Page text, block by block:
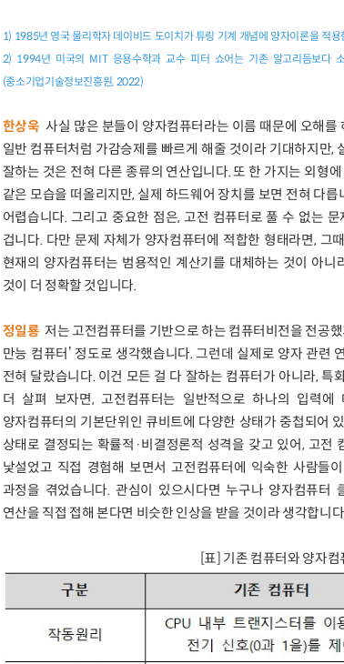
1) 1985년 영국 물리학자 데이비드 도이치가 튜링 기계 개념에 양자이론을 적
2) 1994년 미국의 MIT 응용수학과 교수 피터 쇼어는 기존 알고리듬보다
(중소기업기술정보진흥원, 2022)
한상욱 사실 많은 분들이 양자컴퓨터라는 이름 때문에 오해를
일반 컴퓨터처럼 가감승제를 빠르게 해줄 것이라 기대하지만
잘하는 것은 전혀 다른 종류의 연산입니다. 또 한 가지는 외형
같은 모습을 떠올리지만, 실제 하드웨어 장치를 보면 전혀 다
어렵습니다. 그리고 중요한 점은, 고전 컴퓨터로 풀 수 없는
겁니다. 다만 문제 자체가 양자컴퓨터에 적합한 형태라면, 그
현재의 양자컴퓨터는 범용적인 계산기를 대체하는 것이 아
것이 더 정확할 것입니다.
정일룡 저는 고전컴퓨터를 기반으로 하는 컴퓨터비전을 전공
만능 컴퓨터’ 정도로 생각했습니다. 그런데 실제로 양자 관련
전혀 달랐습니다. 이건 모든 걸 다 잘하는 컴퓨터가 아니라,
더 살펴 보자면, 고전컴퓨터는 일반적으로 하나의 입력
양자컴퓨터의 기본단위인 큐비트에 다양한 상태가 중첩되어
상태로 결정되는 확률적·비결정론적 성격을 갖고 있어, 고
낯설었고 직접 경험해 보면서 고전컴퓨터에 익숙한 사람들
과정을 겪었습니다. 관심이 있으시다면 누구나 양자컴퓨
연산을 직접 접해 본다면 비슷한 인상을 받을 것이라 생각합니
[표] 기존 컴퓨터와 양자